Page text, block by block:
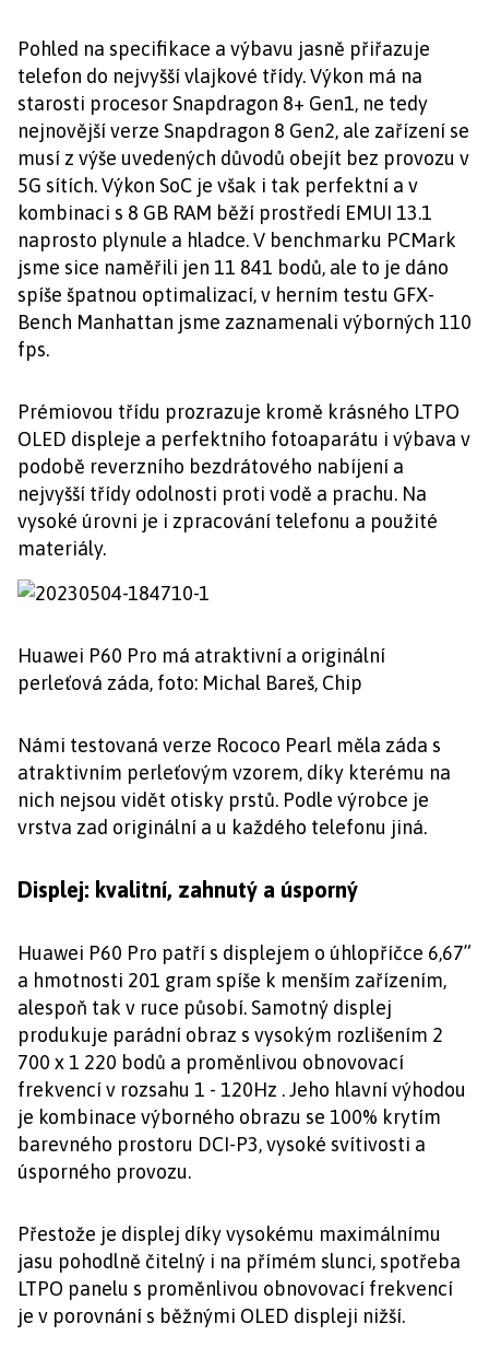
Pohled na specifikace a výbavu jasně přiřazuje
telefon do nejvyšší vlajkové třídy. Výkon má na
starosti procesor Snapdragon 8+ Gen1, ne tedy
nejnovější verze Snapdragon 8 Gen2, ale zařízení se
musí z výše uvedených důvodů obejít bez provozu v
5G sítích. Výkon SoC je však i tak perfektní a v
kombinaci s 8 GB RAM běží prostředí EMUI 13.1
naprosto plynule a hladce. V benchmarku PCMark
jsme sice naměřili jen 11 841 bodů, ale to je dáno
spíše špatnou optimalizací, v herním testu GFX-
Bench Manhattan jsme zaznamenali výborných 110
fps.
Prémiovou třídu prozrazuje kromě krásného LTPO
OLED displeje a perfektního fotoaparátu i výbava v
podobě reverzního bezdrátového nabíjení a
nejvyšší třídy odolnosti proti vodě a prachu. Na
vysoké úrovni je i zpracování telefonu a použité
materiály.
Huawei P60 Pro má atraktivní a originální
perleťová záda, foto: Michal Bareš, Chip
Námi testovaná verze Rococo Pearl měla záda s
atraktivním perleťovým vzorem, díky kterému na
nich nejsou vidět otisky prstů. Podle výrobce je
vrstva zad originální a u každého telefonu jiná.
Displej: kvalitní, zahnutý a úsporný
Huawei P60 Pro patří s displejem o úhlopříčce 6,67”
a hmotnosti 201 gram spíše k menším zařízením,
alespoň tak v ruce působí. Samotný displej
produkuje parádní obraz s vysokým rozlišením 2
700 x 1 220 bodů a proměnlivou obnovovací
frekvencí v rozsahu 1 - 120Hz . Jeho hlavní výhodou
je kombinace výborného obrazu se 100% krytím
barevného prostoru DCI-P3, vysoké svítivosti a
úsporného provozu.
Přestože je displej díky vysokému maximálnímu
jasu pohodlně čitelný i na přímém slunci, spotřeba
LTPO panelu s proměnlivou obnovovací frekvencí
je v porovnání s běžnými OLED displeji nižší.